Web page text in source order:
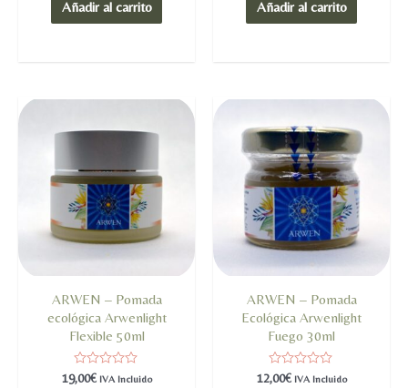
de
5
Añadir al carrito
de
5
Añadir al carrito
ARWEN – Pomada
ecológica Arwenlight
Flexible 50ml
Valorado
19,00€ IVA Incluido
ARWEN – Pomada
Ecológica Arwenlight
Fuego 30ml
Valorado
12,00€ IVA Incluido